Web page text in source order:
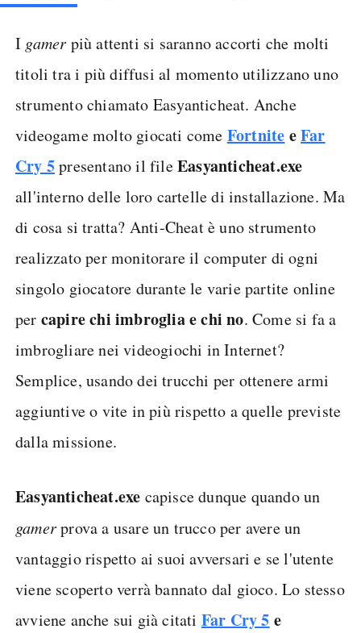
I gamer più attenti si saranno accorti che molti
titoli tra i più diffusi al momento utilizzano uno
strumento chiamato Easyanticheat. Anche
videogame molto giocati come Fortnite eFar
Cry 5presentano il fileEasyanticheat.exe
all'interno delle loro cartelle di installazione. Ma
di cosa si tratta? Anti-Cheat è uno strumento
realizzato per monitorare il computer di ogni
singolo giocatore durante le varie partite online
per capire chi imbroglia e chi no. Come si fa a
imbrogliare nei videogiochi in Internet?
Semplice, usando dei trucchi per ottenere armi
aggiuntive o vite in più rispetto a quelle previste
dalla missione.
Easyanticheat.exe capisce dunque quando un
gamerprova a usare un trucco per avere un
vantaggio rispetto ai suoi avversari e se l'utente
viene scoperto verrà bannato dal gioco. Lo stesso
avviene anche sui già citati Far Cry 5 e